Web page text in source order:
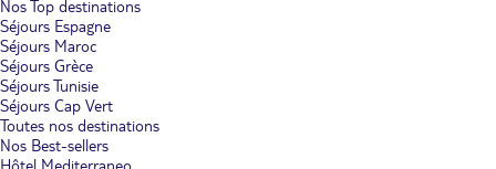
Nos Top destinations
Séjours Espagne
Séjours Maroc
Séjours Grèce
Séjours Tunisie
Séjours Cap Vert
Toutes nos destinations
Nos Best-sellers